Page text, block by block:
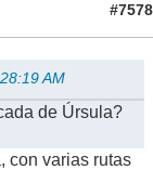
#7578
AM
de Úrsula?
con varias rutas